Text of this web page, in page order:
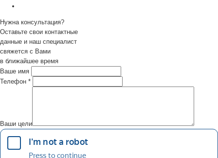
Нужна консультация?
Оставьте свои контактные
данные и наш специалист
свяжется с Вами
в ближайшее время
Ваше имя
Телефон *
Ваши цели